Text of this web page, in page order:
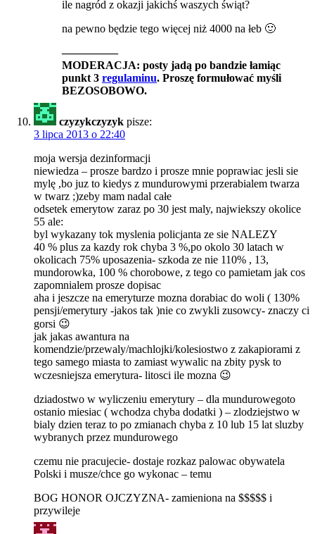
ile nagród z okazji jakichś waszych świąt?
na pewno będzie tego więcej niż 4000 na łeb 🙂
—————
MODERACJA: posty jadą po bandzie łamiąc
punkt 3 regulaminu. Proszę formułować myśli
BEZOSOBOWO.
czyzykczyzyk pisze:
3 lipca 2013 o 22:40
moja wersja dezinformacji
niewiedza – prosze bardzo i prosze mnie poprawiac jesli sie
mylę ,bo juz to kiedys z mundurowymi przerabialem twarza
w twarz ;)zeby mam nadal całe
odsetek emerytow zaraz po 30 jest maly, najwiekszy okolice
55 ale:
byl wykazany tok myslenia policjanta ze sie NALEZY
40 % plus za kazdy rok chyba 3 %,po okolo 30 latach w
okolicach 75% uposazenia- szkoda ze nie 110% , 13,
mundorowka, 100 % chorobowe, z tego co pamietam jak cos
zapomnialem prosze dopisac
aha i jeszcze na emeryturze mozna dorabiac do woli ( 130%
pensji/emerytury -jakos tak )nie co zwykli zusowcy- znaczy ci
gorsi 😉
jak jakas awantura na
komendzie/przewaly/machlojki/kolesiostwo z zakapiorami z
tego samego miasta to zamiast wywalic na zbity pysk to
wczesniejsza emerytura- litosci ile mozna 😉
dziadostwo w wyliczeniu emerytury – dla mundurowegoto
ostanio miesiac ( wchodza chyba dodatki ) – zlodziejstwo w
bialy dzien teraz to po zmianach chyba z 10 lub 15 lat sluzby
wybranych przez mundurowego
czemu nie pracujecie- dostaje rozkaz palowac obywatela
Polski i musze/chce go wykonac – temu
BOG HONOR OJCZYZNA- zamieniona na $$$$$ i
przywileje